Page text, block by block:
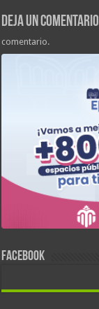
Deja un comentario
comentario.
FACEBOOK